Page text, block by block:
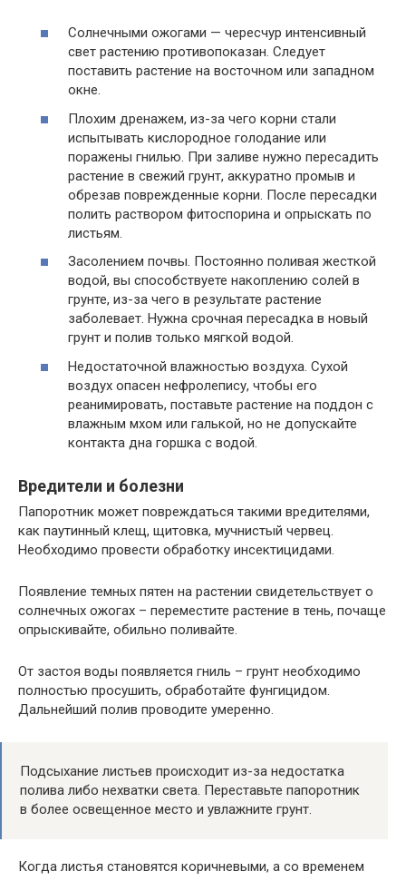
Солнечными ожогами — чересчур интенсивный
свет растению противопоказан. Следует
поставить растение на восточном или западном
окне.
Плохим дренажем, из-за чего корни стали
испытывать кислородное голодание или
поражены гнилью. При заливе нужно пересадить
растение в свежий грунт, аккуратно промыв и
обрезав поврежденные корни. После пересадки
полить раствором фитоспорина и опрыскать по
листьям.
Засолением почвы. Постоянно поливая жесткой
водой, вы способствуете накоплению солей в
грунте, из-за чего в результате растение
заболевает. Нужна срочная пересадка в новый
грунт и полив только мягкой водой.
Недостаточной влажностью воздуха. Сухой
воздух опасен нефролепису, чтобы его
реанимировать, поставьте растение на поддон с
влажным мхом или галькой, но не допускайте
контакта дна горшка с водой.
Вредители и болезни
Папоротник может повреждаться такими вредителями,
как паутинный клещ, щитовка, мучнистый червец.
Необходимо провести обработку инсектицидами.
Появление темных пятен на растении свидетельствует о
солнечных ожогах – переместите растение в тень, почаще
опрыскивайте, обильно поливайте.
От застоя воды появляется гниль – грунт необходимо
полностью просушить, обработайте фунгицидом.
Дальнейший полив проводите умеренно.
Подсыхание листьев происходит из-за недостатка
полива либо нехватки света. Переставьте папоротник
в более освещенное место и увлажните грунт.
Когда листья становятся коричневыми, а со временем